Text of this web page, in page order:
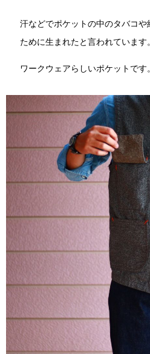
汗などでポケットの中のタバコ
ために生まれたと言われています。
ワークウェアらしいポケットです。